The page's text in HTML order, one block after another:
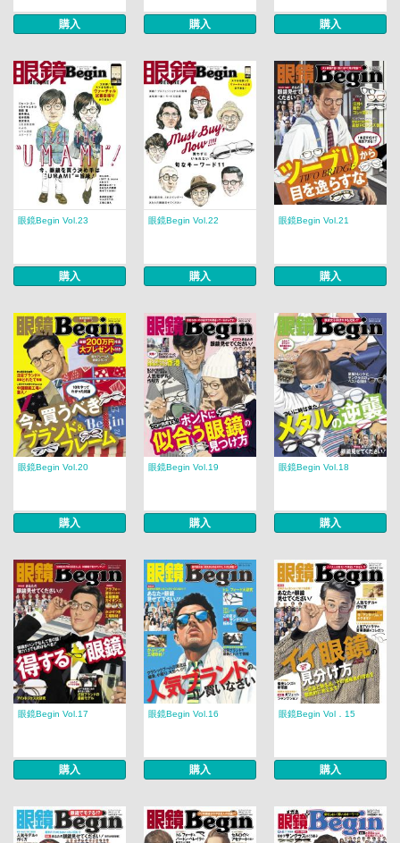
購入 購入 購入
眼鏡Begin Vol.23
購入
眼鏡Begin Vol.22
購入
眼鏡Begin Vol.21
購入
眼鏡Begin Vol.20
購入
眼鏡Begin Vol.19
購入
眼鏡Begin Vol.18
購入
眼鏡Begin Vol.17
購入
眼鏡Begin Vol.16
購入
眼鏡Begin Vol．15
購入